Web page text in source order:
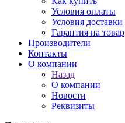
Условия оплаты
Условия доставки
Гарантия на товар
Производители
Контакты
О компании
Назад
О компании
Новости
Реквизиты